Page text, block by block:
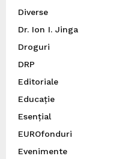
Diverse
Dr. Ion I. Jinga
Droguri
DRP
Editoriale
Educație
Esențial
EUROfonduri
Evenimente